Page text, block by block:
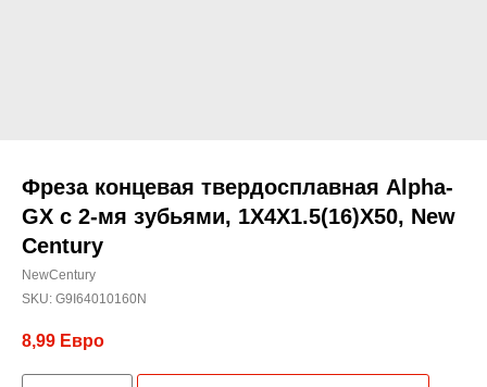
Фреза концевая твердосплавная Alpha-
GX c 2-мя зубьями, 1X4X1.5(16)X50, New
Century
NewCentury
SKU: G9I64010160N
8,99 Евро